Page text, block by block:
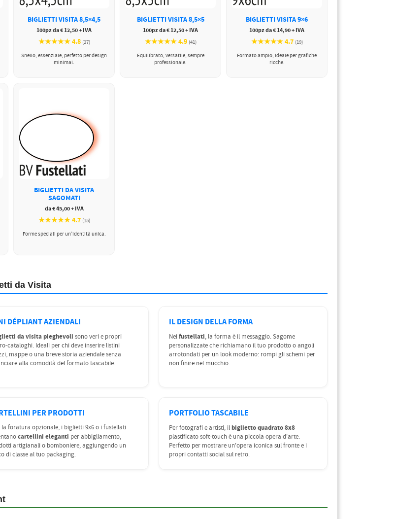
BIGLIETTI VISITA 8,5×4,5
100pz da € 12,50 + IVA
★★★★★ 4.8 (27)
Snello, essenziale, perfetto per design
minimal.
BIGLIETTI VISITA 8,5×5
100pz da € 12,50 + IVA
★★★★★ 4.9 (41)
Equilibrato, versatile, sempre
professionale.
BIGLIETTI VISITA 9×6
100pz da € 14,90 + IVA
★★★★★ 4.7 (19)
Formato ampio, ideale per grafiche
ricche.
BIGLIETTI DA VISITA
SAGOMATI
da € 45,00 + IVA
★★★★★ 4.7 (15)
Forme speciali per un’identità unica.
da Visita
DÉPLIANT AZIENDALI
da visita pieghevoli sono veri e propri
cataloghi. Ideali per chi deve inserire listini
mappe o una breve storia aziendale senza
alla comodità del formato tascabile.
IL DESIGN DELLA FORMA
Neifustellati, la forma è il messaggio. Sagome
personalizzate che richiamano il tuo prodotto o angoli
arrotondati per un look moderno: rompi gli schemi per
non finire nel mucchio.
PER PRODOTTI
la foratura opzionale, i biglietti 9x6 o i fustellati
cartellini eleganti per abbigliamento,
artigianali o bomboniere, aggiungendo un
di classe al tuo packaging.
PORTFOLIO TASCABILE
Per fotografi e artisti, ilbiglietto quadrato 8x8
plastificato soft-touch è una piccola opera d'arte.
Perfetto per mostrare un'opera iconica sul fronte e i
propri contatti social sul retro.